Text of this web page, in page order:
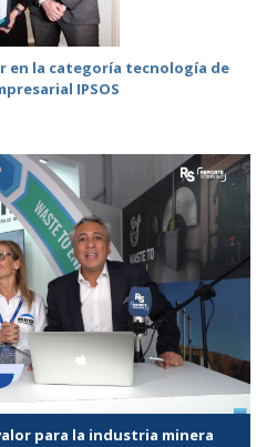
en la categoría tecnología de
IPSOS
para la industria minera